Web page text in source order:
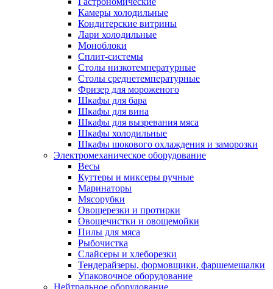
Камеры холодильные
Кондитерские витрины
Лари холодильные
Моноблоки
Сплит-системы
Столы низкотемпературные
Столы среднетемпературные
Фризер для мороженого
Шкафы для бара
Шкафы для вина
Шкафы для вызревания мяса
Шкафы холодильные
Шкафы шокового охлаждения и заморозки
Электромеханическое оборудование
Весы
Куттеры и миксеры ручные
Маринаторы
Мясорубки
Овощерезки и протирки
Овощечистки и овощемойки
Пилы для мяса
Рыбочистка
Слайсеры и хлеборезки
Тендерайзеры, формовщики, фаршемешалки
Упаковочное оборудование
Нейтральное оборудование